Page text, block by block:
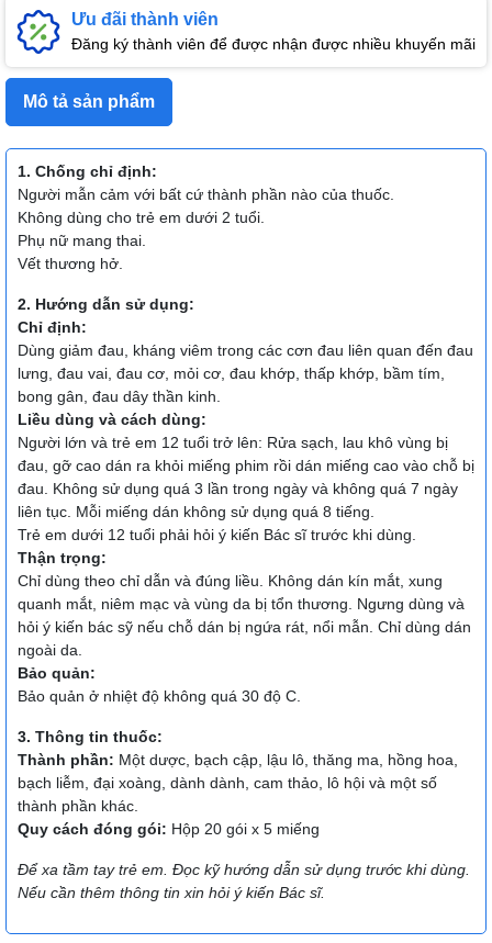
Ưu đãi thành viên
Đăng ký thành viên để được nhận được nhiều khuyến mãi
Mô tả sản phẩm
1. Chống chỉ định:
Người mẫn cảm với bất cứ thành phần nào của thuốc.
Không dùng cho trẻ em dưới 2 tuổi.
Phụ nữ mang thai.
Vết thương hở.
2. Hướng dẫn sử dụng:
Chỉ định:
Dùng giảm đau, kháng viêm trong các cơn đau liên quan đến đau
lưng, đau vai, đau cơ, mỏi cơ, đau khớp, thấp khớp, bầm tím,
bong gân, đau dây thần kinh.
Liều dùng và cách dùng:
Người lớn và trẻ em 12 tuổi trở lên: Rửa sạch, lau khô vùng bị
đau, gỡ cao dán ra khỏi miếng phim rồi dán miếng cao vào chỗ bị
đau. Không sử dụng quá 3 lần trong ngày và không quá 7 ngày
liên tục. Mỗi miếng dán không sử dụng quá 8 tiếng.
Trẻ em dưới 12 tuổi phải hỏi ý kiến Bác sĩ trước khi dùng.
Thận trọng:
Chỉ dùng theo chỉ dẫn và đúng liều. Không dán kín mắt, xung
quanh mắt, niêm mạc và vùng da bị tổn thương. Ngưng dùng và
hỏi ý kiến bác sỹ nếu chỗ dán bị ngứa rát, nổi mẫn. Chỉ dùng dán
ngoài da.
Bảo quản:
Bảo quản ở nhiệt độ không quá 30 độ C.
3. Thông tin thuốc:
Thành phần: Một dược, bạch cập, lậu lô, thăng ma, hồng hoa,
bạch liễm, đại xoàng, dành dành, cam thảo, lô hội và một số
thành phần khác.
Quy cách đóng gói: Hộp 20 gói x 5 miếng
Để xa tầm tay trẻ em. Đọc kỹ hướng dẫn sử dụng trước khi dùng.
Nếu cần thêm thông tin xin hỏi ý kiến Bác sĩ.